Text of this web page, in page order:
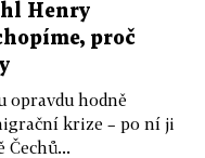
Henry
proč
opravdu hodně
krize – po ní ji
Čechů...